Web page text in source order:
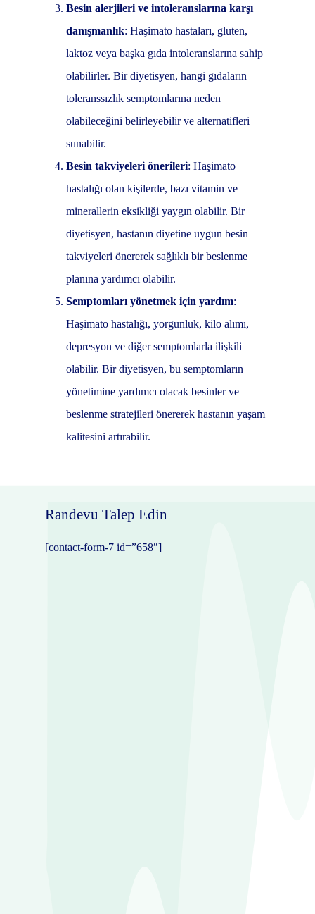
Besin alerjileri ve intoleranslarına karşı
danışmanlık: Haşimato hastaları, gluten,
laktoz veya başka gıda intoleranslarına sahip
olabilirler. Bir diyetisyen, hangi gıdaların
toleranssızlık semptomlarına neden
olabileceğini belirleyebilir ve alternatifleri
sunabilir.
Besin takviyeleri önerileri: Haşimato
hastalığı olan kişilerde, bazı vitamin ve
minerallerin eksikliği yaygın olabilir. Bir
diyetisyen, hastanın diyetine uygun besin
takviyeleri önererek sağlıklı bir beslenme
planına yardımcı olabilir.
Semptomları yönetmek için yardım:
Haşimato hastalığı, yorgunluk, kilo alımı,
depresyon ve diğer semptomlarla ilişkili
olabilir. Bir diyetisyen, bu semptomların
yönetimine yardımcı olacak besinler ve
beslenme stratejileri önererek hastanın yaşam
kalitesini artırabilir.
Randevu Talep Edin
[contact-form-7 id=”658″]